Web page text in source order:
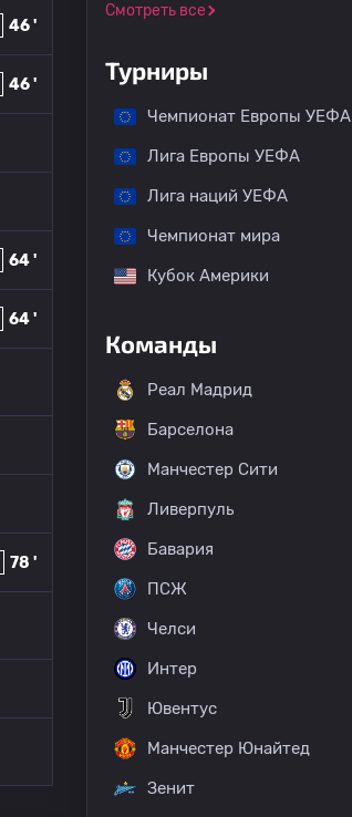
46 '
46 '
64 '
64 '
78 '
Смотреть все
Турниры
Чемпионат Европы УЕФА
Лига Европы УЕФА
Лига наций УЕФА
Чемпионат мира
Кубок Америки
Команды
Реал Мадрид
Барселона
Манчестер Сити
Ливерпуль
Бавария
ПСЖ
Челси
Интер
Ювентус
Манчестер Юнайтед
Зенит